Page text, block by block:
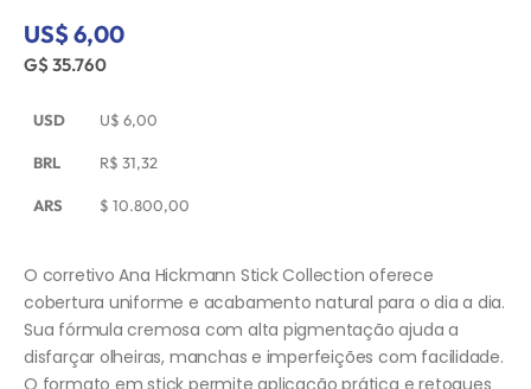
US$ 6,00
G$ 35.760
USD U$ 6,00
BRL R$ 31,32
ARS $ 10.800,00
O corretivo Ana Hickmann Stick Collection oferece
cobertura uniforme e acabamento natural para o dia a dia.
Sua fórmula cremosa com alta pigmentação ajuda a
disfarçar olheiras, manchas e imperfeições com facilidade.